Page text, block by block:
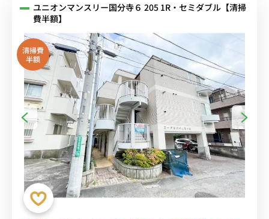
ユニオンマンスリー国分寺６ 205 1R・セミダブル【清掃
費半額】
清掃費
半額